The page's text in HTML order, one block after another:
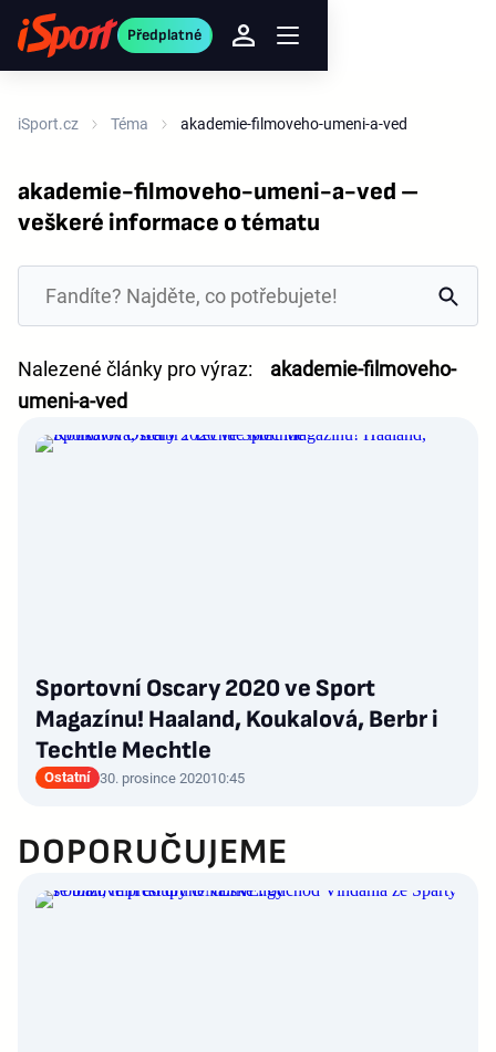
Předplatné
iSport.cz Téma akademie-filmoveho-umeni-a-ved
akademie-filmoveho-umeni-a-ved –
veškeré informace o tématu
Nalezené články pro výraz:
akademie-filmoveho-
umeni-a-ved
Sportovní Oscary 2020 ve Sport
Magazínu! Haaland, Koukalová, Berbr i
Techtle Mechtle
Ostatní 30. prosince 202010:45
DOPORUČUJEME